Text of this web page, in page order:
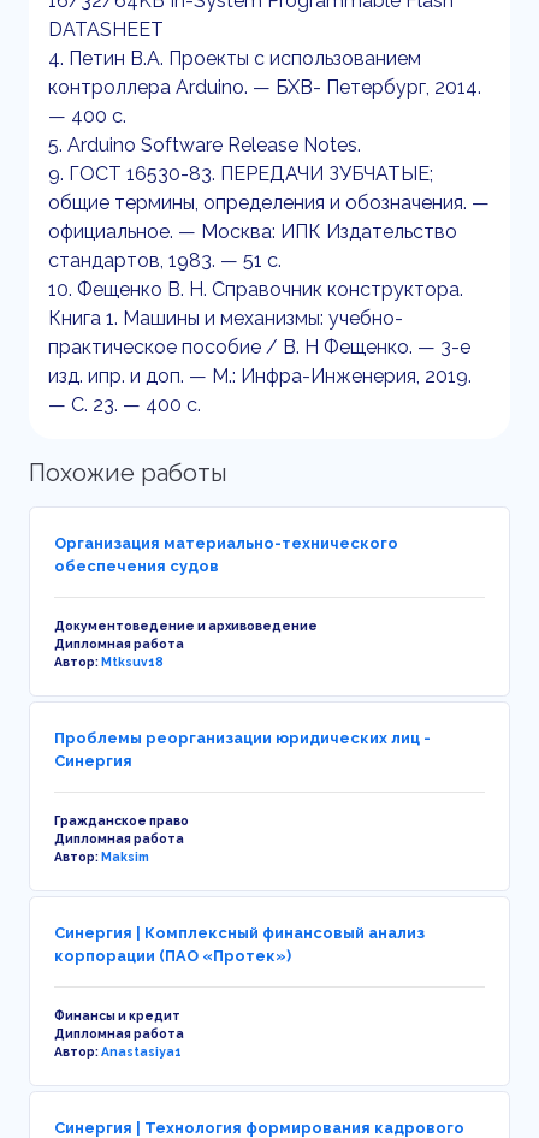
DATASHEET
4. Петин В.А. Проекты с использованием
контроллера Arduino. — БХВ- Петербург, 2014.
— 400 с.
5. Arduino Software Release Notes.
9. ГОСТ 16530-83. ПЕРЕДАЧИ ЗУБЧАТЫЕ;
общие термины, определения и обозначения. —
официальное. — Москва: ИПК Издательство
стандартов, 1983. — 51 с.
10. Фещенко В. Н. Справочник конструктора.
Книга 1. Машины и механизмы: учебно-
практическое пособие / В. Н Фещенко. — 3-е
изд. ипр. и доп. — М.: Инфра-Инженерия, 2019.
— С. 23. — 400 с.
Похожие работы
Организация материально-технического
обеспечения судов
Документоведение и архивоведение
Дипломная работа
Автор:Mtksuv18
Проблемы реорганизации юридических лиц -
Синергия
Гражданское право
Дипломная работа
Автор:Maksim
Синергия | Комплексный финансовый анализ
корпорации (ПАО «Протек»)
Финансы и кредит
Дипломная работа
Автор:Anastasiya1
Синергия | Технология формирования кадрового